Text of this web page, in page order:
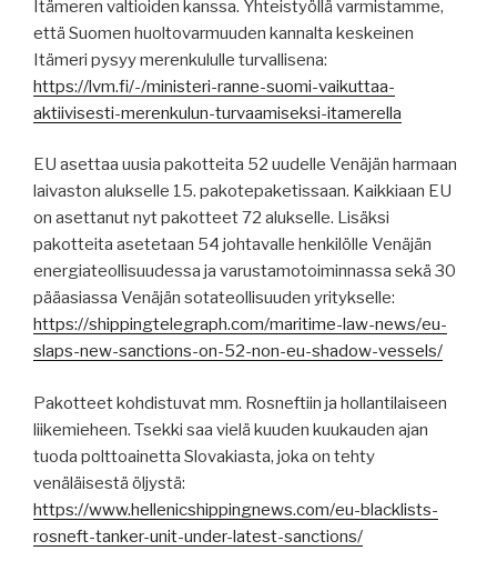
Itämeren valtioiden kanssa. Yhteistyöllä varmistamme,
että Suomen huoltovarmuuden kannalta keskeinen
Itämeri pysyy merenkululle turvallisena:
https://lvm.fi/-/ministeri-ranne-suomi-vaikuttaa-
aktiivisesti-merenkulun-turvaamiseksi-itamerella
EU asettaa uusia pakotteita 52 uudelle Venäjän harmaan
laivaston alukselle 15. pakotepaketissaan. Kaikkiaan EU
on asettanut nyt pakotteet 72 alukselle. Lisäksi
pakotteita asetetaan 54 johtavalle henkilölle Venäjän
energiateollisuudessa ja varustamotoiminnassa sekä 30
pääasiassa Venäjän sotateollisuuden yritykselle:
https://shippingtelegraph.com/maritime-law-news/eu-
slaps-new-sanctions-on-52-non-eu-shadow-vessels/
Pakotteet kohdistuvat mm. Rosneftiin ja hollantilaiseen
liikemieheen. Tsekki saa vielä kuuden kuukauden ajan
tuoda polttoainetta Slovakiasta, joka on tehty
venäläisestä öljystä:
https://www.hellenicshippingnews.com/eu-blacklists-
rosneft-tanker-unit-under-latest-sanctions/